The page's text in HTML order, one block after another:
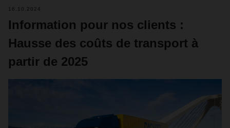
16.10.2024
Information pour nos clients :
Hausse des coûts de transport à
partir de 2025